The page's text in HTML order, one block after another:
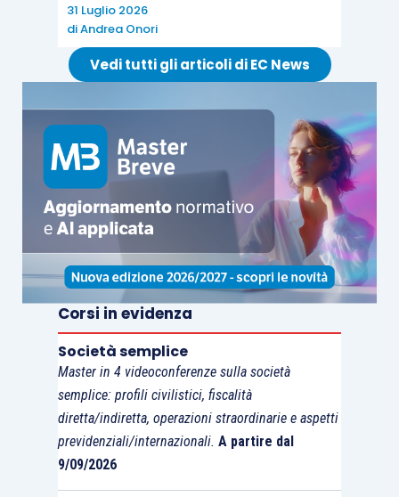
terzo interveniente o chiamato in
causa.
31 Luglio 2026
diAndrea Onori
Vedi tutti gli articoli di EC News
Corsi in evidenza
Società semplice
Master in 4 videoconferenze sulla società
semplice: profili civilistici, fiscalità
diretta/indiretta, operazioni straordinarie e aspetti
previdenziali/internazionali. A partire dal
9/09/2026